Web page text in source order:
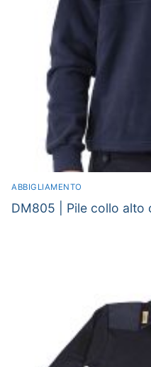
ABBIGLIAMENTO
DM805 | Pile collo alto